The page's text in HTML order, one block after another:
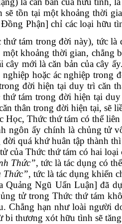
sẽ tồn tại một khoảng thời
Phận] chỉ các loại hữu
tám trong đời này), tức là
khoảng thời gian, chẳng
cây mới là căn bản của cây
hoặc ác nghiệp trong
đời hiện tại duy trì căn
tám trong đời hiện tại
thân trong đời hiện tại, sẽ
Thức thứ tám có thể liên
ngôn ấy chính là chủng tử
đời quá khứ huân tập thành
Thức thứ tám có hai loại
Thức”, tức là tác dụng có
Thức”, tức là tác dụng khiến
Ngũ Uẩn Luận] đã
tử trong Thức thứ tám
Chẳng hạn như loài người
bi thương xót hữu tình sẽ